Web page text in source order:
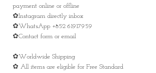
payment online or offline
✿Instagram directly inbox
✿WhatsApp +852 61917959
✿Contact form or email
✿Worldwide Shipping
✿ All items are eligible for Free Standard